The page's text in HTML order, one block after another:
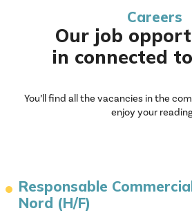
Careers
Our job
in connected
You’ll find all the vacancies in the
enjoy your
Responsable
Nord (H/F)